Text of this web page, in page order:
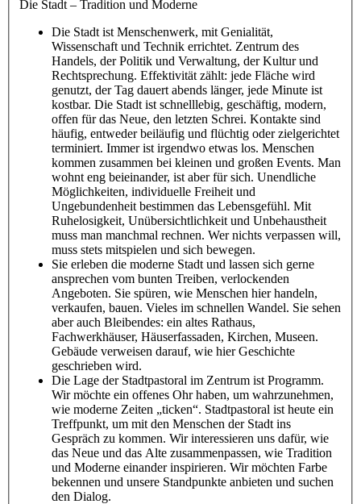
Die Stadt – Tradition und Moderne
Die Stadt ist Menschenwerk, mit Genialität,
Wissenschaft und Technik errichtet. Zentrum des
Handels, der Politik und Verwaltung, der Kultur und
Rechtsprechung. Effektivität zählt: jede Fläche wird
genutzt, der Tag dauert abends länger, jede Minute ist
kostbar. Die Stadt ist schnelllebig, geschäftig, modern,
offen für das Neue, den letzten Schrei. Kontakte sind
häufig, entweder beiläufig und flüchtig oder zielgerichtet
terminiert. Immer ist irgendwo etwas los. Menschen
kommen zusammen bei kleinen und großen Events. Man
wohnt eng beieinander, ist aber für sich. Unendliche
Möglichkeiten, individuelle Freiheit und
Ungebundenheit bestimmen das Lebensgefühl. Mit
Ruhelosigkeit, Unübersichtlichkeit und Unbehaustheit
muss man manchmal rechnen. Wer nichts verpassen will,
muss stets mitspielen und sich bewegen.
Sie erleben die moderne Stadt und lassen sich gerne
ansprechen vom bunten Treiben, verlockenden
Angeboten. Sie spüren, wie Menschen hier handeln,
verkaufen, bauen. Vieles im schnellen Wandel. Sie sehen
aber auch Bleibendes: ein altes Rathaus,
Fachwerkhäuser, Häuserfassaden, Kirchen, Museen.
Gebäude verweisen darauf, wie hier Geschichte
geschrieben wird.
Die Lage der Stadtpastoral im Zentrum ist Programm.
Wir möchte ein offenes Ohr haben, um wahrzunehmen,
wie moderne Zeiten „ticken“. Stadtpastoral ist heute ein
Treffpunkt, um mit den Menschen der Stadt ins
Gespräch zu kommen. Wir interessieren uns dafür, wie
das Neue und das Alte zusammenpassen, wie Tradition
und Moderne einander inspirieren. Wir möchten Farbe
bekennen und unsere Standpunkte anbieten und suchen
den Dialog.